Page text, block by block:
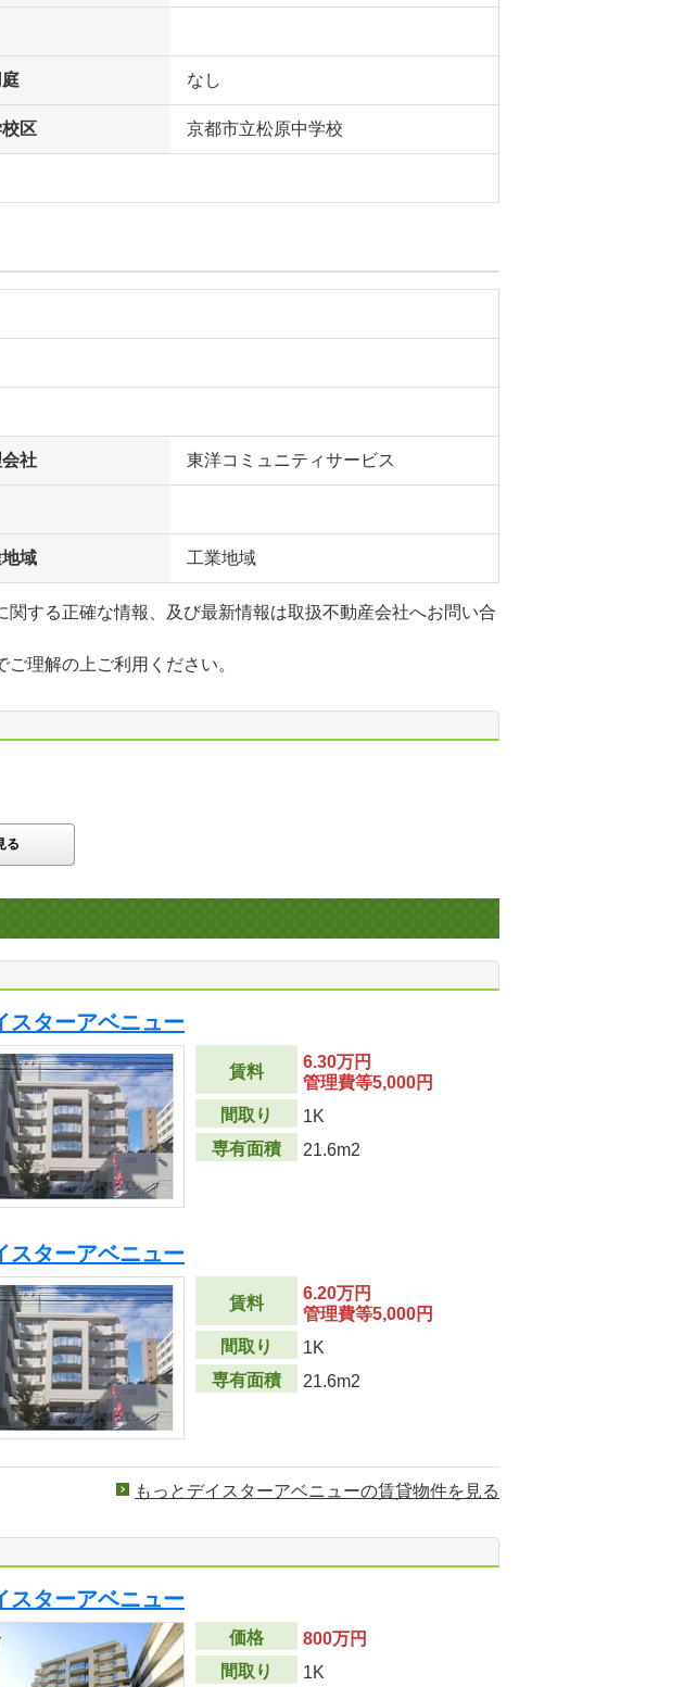
なし
区 京都市立松原中学校
社 東洋コミュニティサービス
域 工業地域
関する正確な情報、及び最新情報は取扱不動産会社へお問い合
理解の上ご利用ください。
る
スターアベニュー
賃料
6.30万円
管理費等5,000円
間取り
1K
専有面積
21.6m2
スターアベニュー
賃料
6.20万円
管理費等5,000円
間取り
1K
専有面積
21.6m2
もっとデイスターアベニューの賃貸物件を見る
スターアベニュー
価格
800万円
間取り
1K